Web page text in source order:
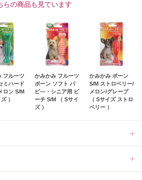
らの商品も見ています
フルーツ
ミハード
ロン S/M
）
かみかみ フルーツ
ボーン ソフト パ
ピ―・シニア用 ピ
ーチ S/M （ Sサイ
ズ ）
かみかみ ボーン
S/M ストロベリー/
メロン/グレープ
（ Sサイズ ストロ
ベリー ）